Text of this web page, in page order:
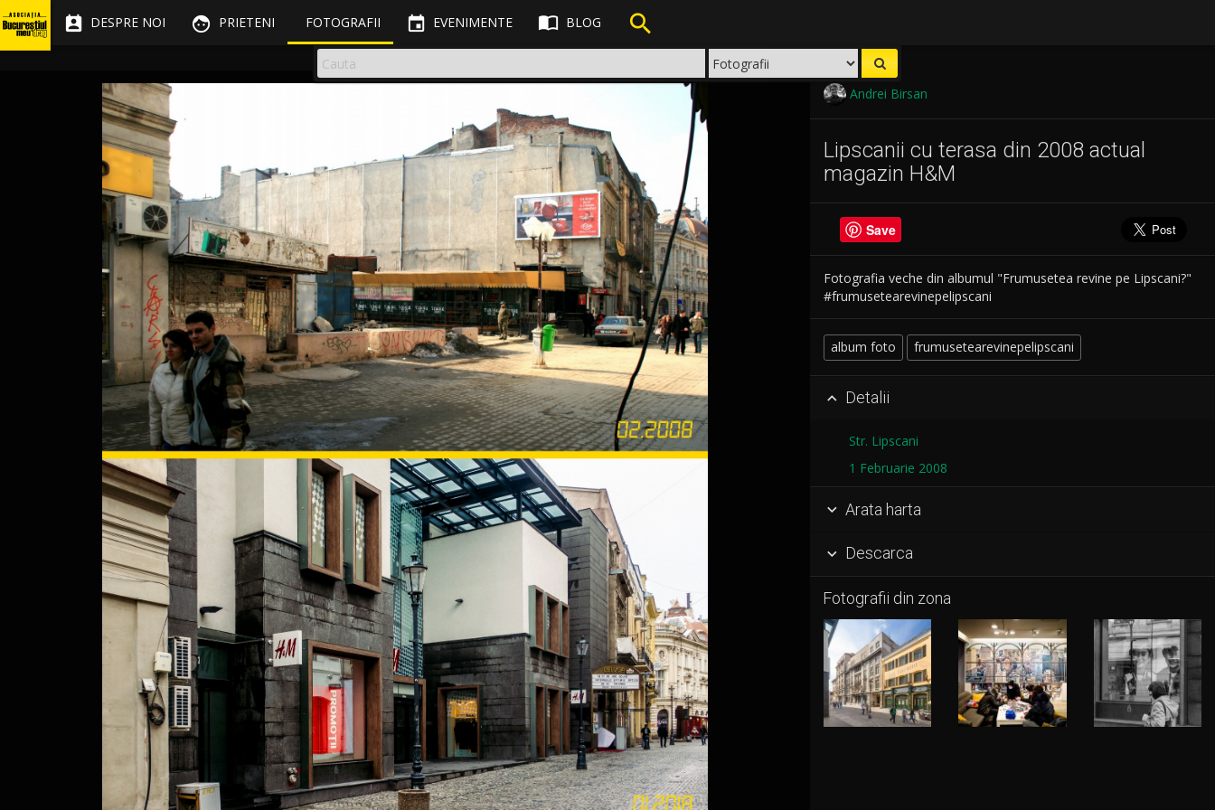
 DESPRE NOI  PRIETENI FOTOGRAFII  EVENIMENTE  BLOG 
Andrei Birsan
Lipscanii cu terasa din 2008 actual
magazin H&M
Save
Fotografia veche din albumul "Frumusetea revine pe Lipscani?"
#frumusetearevinepelipscani
album foto frumusetearevinepelipscani
 Detalii
Str. Lipscani
1 Februarie 2008
 Arata harta
 Descarca
Fotografii din zona